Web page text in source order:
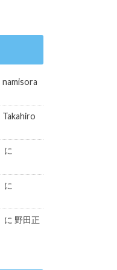
namisora
Takahiro
に
に
に 野田正